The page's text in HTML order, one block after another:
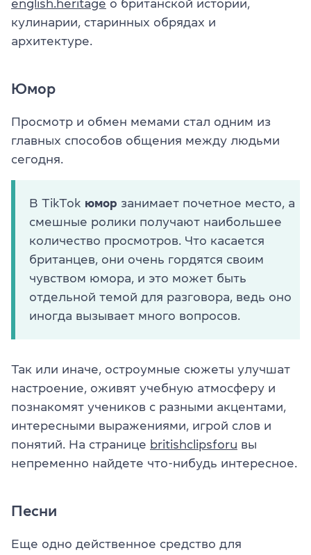
english.heritage о британской истории,
кулинарии, старинных обрядах и
архитектуре.
Юмор
Просмотр и обмен мемами стал одним из
главных способов общения между людьми
сегодня.
В TikTok юмор занимает почетное место, а
смешные ролики получают наибольшее
количество просмотров. Что касается
британцев, они очень гордятся своим
чувством юмора, и это может быть
отдельной темой для разговора, ведь оно
иногда вызывает много вопросов.
Так или иначе, остроумные сюжеты улучшат
настроение, оживят учебную атмосферу и
познакомят учеников с разными акцентами,
интересными выражениями, игрой слов и
понятий. На странице britishclipsforu вы
непременно найдете что-нибудь интересное.
Песни
Еще одно действенное средство для